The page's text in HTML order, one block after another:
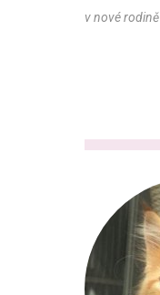
v nové rodině